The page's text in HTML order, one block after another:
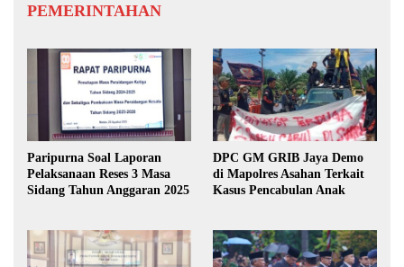
PEMERINTAHAN
Paripurna Soal Laporan
Pelaksanaan Reses 3 Masa
Sidang Tahun Anggaran 2025
DPC GM GRIB Jaya Demo
di Mapolres Asahan Terkait
Kasus Pencabulan Anak